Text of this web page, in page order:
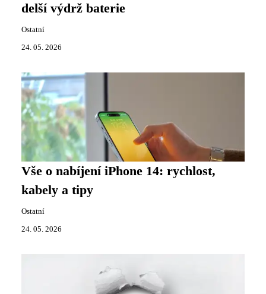
delší výdrž baterie
Ostatní
24. 05. 2026
Vše o nabíjení iPhone 14: rychlost,
kabely a tipy
Ostatní
24. 05. 2026